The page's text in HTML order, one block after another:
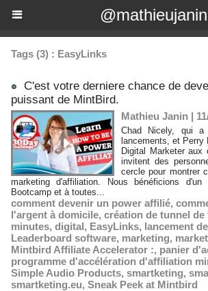
@mathieujanin
Tags (3) : EasyLinks
C'est votre derniere chance de
puissant de MintBird.
Mathieu Janin |
Chad Nicely, qui a
lancements, et
Digital Marketer
invitent des
cercle pour montrer
marketing d'affiliation. Nous bénéficions
Bootcamp et à toutes...
comment devenir un power affilié,
l'argent à domicile, création de tunnel de
minutes, digital, EasyLinks, lancement
Leaderboard software, marketing,
Mintbird Affiliate Accelerator :, panier
programme d'accélération d'affiliation
Simple Audio Products, smartketing,
smartketing.eu, Sneak Peek at Mintbird